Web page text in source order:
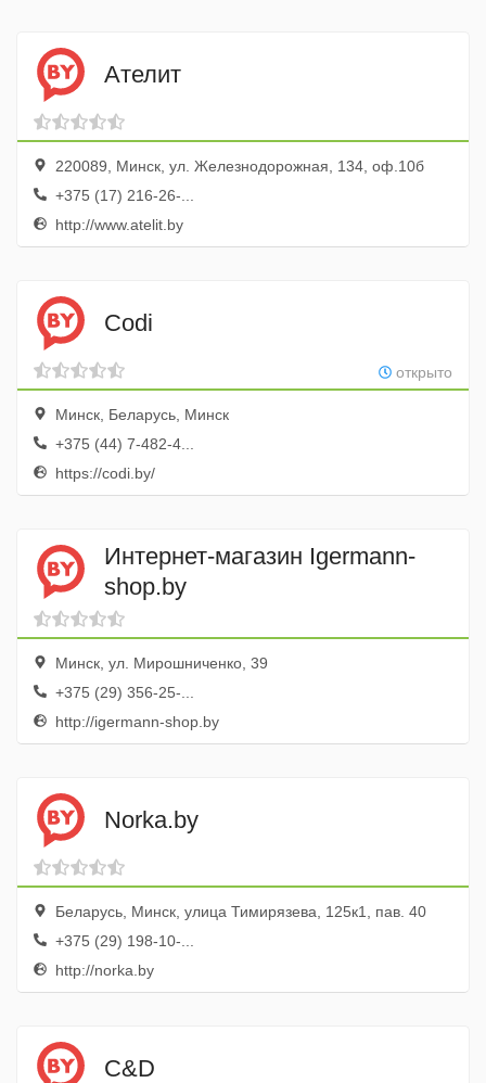
Ателит
220089, Минск, ул. Железнодорожная, 134, оф.10б
+375 (17) 216-26-...
http://www.atelit.by
Codi
открыто
Минск, Беларусь, Минск
+375 (44) 7-482-4...
https://codi.by/
Интернет-магазин Igermann-
shop.by
Минск, ул. Мирошниченко, 39
+375 (29) 356-25-...
http://igermann-shop.by
Norka.by
Беларусь, Минск, улица Тимирязева, 125к1, пав. 40
+375 (29) 198-10-...
http://norka.by
C&D